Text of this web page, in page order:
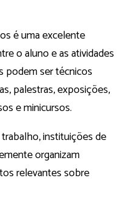
é uma excelente
o aluno e as atividades
podem ser técnicos
palestras, exposições,
e minicursos.
instituições de
organizam
relevantes sobre